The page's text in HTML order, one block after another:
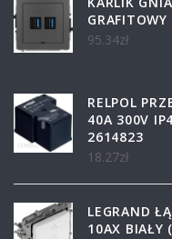
95.34zł
RELPOL
40A 300V
2614823
18.27zł
LEGRAND
10AX BIAŁY